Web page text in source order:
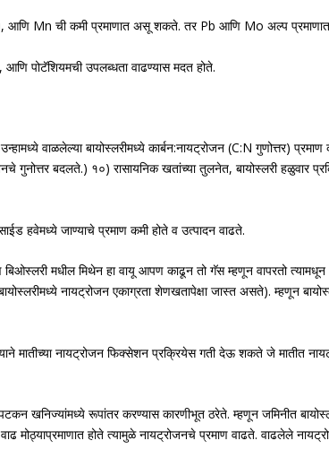
आणि Mn ची कमी प्रमाणात असू शकते. तर Pb आणि Mo अल्प
आणि पोटॅशियमची उपलब्धता वाढण्यास मदत होते.
वाळलेल्या बायोस्लरीमध्ये कार्बन:नायट्रोजन (C:N गुणोत्तर)
गुनोत्तर बदलते.) १०) रासायनिक खतांच्या तुलनेत, बायोस्लरी हळुवार
हवेमध्ये जाण्याचे प्रमाण कमी होते व उत्पादन वाढते.
मधील मिथेन हा वायू आपण काढून तो गॅस म्हणून वापरतो त्यामधून
नायट्रोजन एकाग्रता शेणखतापेक्षा जास्त असते). म्हणून
मातीच्या नायट्रोजन फिक्सेशन प्रक्रियेस गती देऊ शकते जे मातीत
खनिज्यांमध्ये रूपांतर करण्यास कारणीभूत ठरेते. म्हणून जमिनीत
मोठ्याप्रमाणात होते त्यामुळे नायट्रोजनचे प्रमाण वाढते. वाढलेले